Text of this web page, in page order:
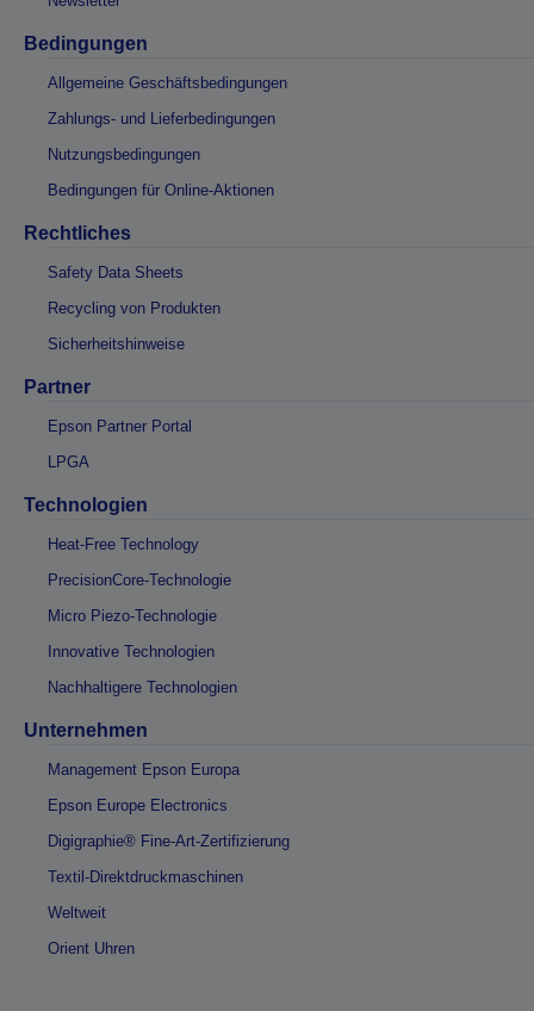
Bedingungen
Allgemeine Geschäftsbedingungen
Zahlungs- und Lieferbedingungen
Nutzungsbedingungen
Bedingungen für Online-Aktionen
Rechtliches
Safety Data Sheets
Recycling von Produkten
Sicherheitshinweise
Partner
Epson Partner Portal
LPGA
Technologien
Heat-Free Technology
PrecisionCore-Technologie
Micro Piezo-Technologie
Innovative Technologien
Nachhaltigere Technologien
Unternehmen
Management Epson Europa
Epson Europe Electronics
Digigraphie® Fine-Art-Zertifizierung
Textil-Direktdruckmaschinen
Weltweit
Orient Uhren